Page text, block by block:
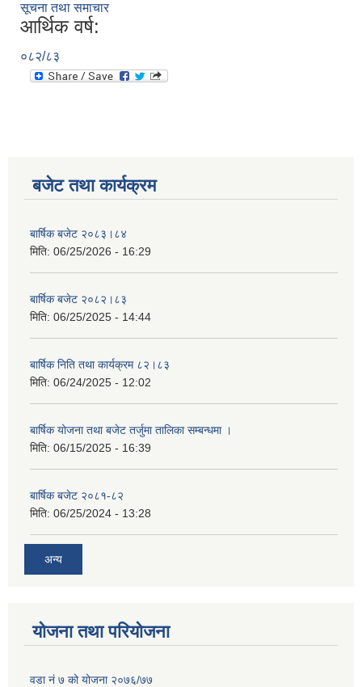
सूचना तथा समाचार
आर्थिक वर्ष:
०८२/८३
बजेट तथा कार्यक्रम
बार्षिक बजेट २०८३।८४
मिति: 06/25/2026 - 16:29
बार्षिक बजेट २०८२।८३
मिति: 06/25/2025 - 14:44
बार्षिक निति तथा कार्यक्रम ८२।८३
मिति: 06/24/2025 - 12:02
बार्षिक योजना तथा बजेट तर्जुमा तालिका सम्बन्धमा ।
मिति: 06/15/2025 - 16:39
बार्षिक बजेट २०८१-८२
मिति: 06/25/2024 - 13:28
अन्य
योजना तथा परियोजना
वडा नं ७ को योजना २०७६/७७